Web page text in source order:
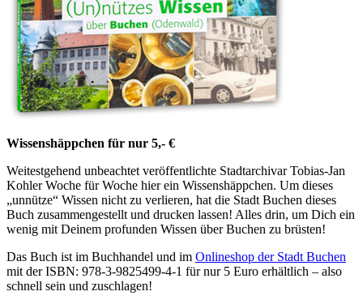
Wissenshäppchen für nur 5,- €
Weitestgehend unbeachtet veröffentlichte Stadtarchivar Tobias-Jan
Kohler Woche für Woche hier ein Wissenshäppchen. Um dieses
„unnütze“ Wissen nicht zu verlieren, hat die Stadt Buchen dieses
Buch zusammengestellt und drucken lassen! Alles drin, um Dich ein
wenig mit Deinem profunden Wissen über Buchen zu brüsten!
Das Buch ist im Buchhandel und im Onlineshop der Stadt Buchen
mit der ISBN: 978-3-9825499-4-1 für nur 5 Euro erhältlich – also
schnell sein und zuschlagen!